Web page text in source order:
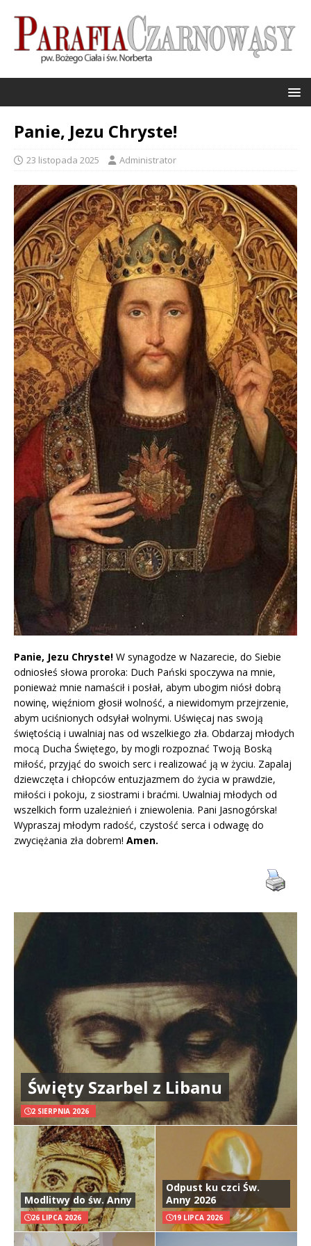
Panie, Jezu Chryste!
23 listopada 2025 Administrator
Panie, Jezu Chryste! W synagodze w Nazarecie, do Siebie
odniosłeś słowa proroka: Duch Pański spoczywa na mnie,
ponieważ mnie namaścił i posłał, abym ubogim niósł dobrą
nowinę, więźniom głosił wolność, a niewidomym przejrzenie,
abym uciśnionych odsyłał wolnymi. Uświęcaj nas swoją
świętością i uwalniaj nas od wszelkiego zła. Obdarzaj młodych
mocą Ducha Świętego, by mogli rozpoznać Twoją Boską
miłość, przyjąć do swoich serc i realizować ją w życiu. Zapalaj
dziewczęta i chłopców entuzjazmem do życia w prawdzie,
miłości i pokoju, z siostrami i braćmi. Uwalniaj młodych od
wszelkich form uzależnień i zniewolenia. Pani Jasnogórska!
Wypraszaj młodym radość, czystość serca i odwagę do
zwyciężania zła dobrem! Amen.
Święty Szarbel z Libanu
2 SIERPNIA 2026
Modlitwy do św. Anny
26 LIPCA 2026
Odpust ku czci Św.
Anny 2026
19 LIPCA 2026